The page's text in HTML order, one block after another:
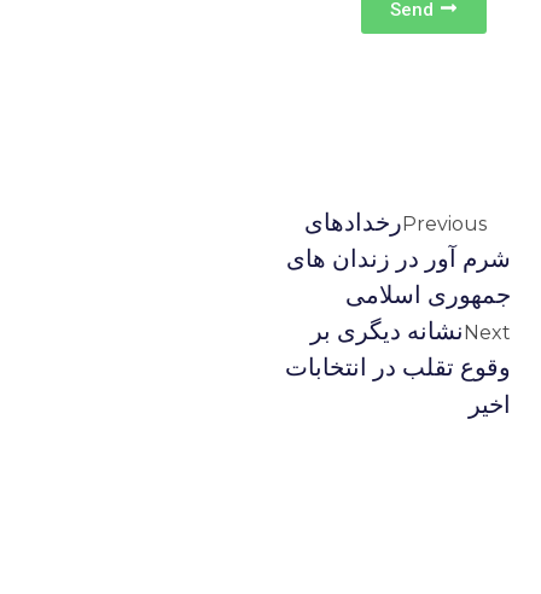
Send
Previous رخدادهای
شرم آور در زندان های
جمهوری اسلامی
Next نشانه دیگری بر
وقوع تقلب در انتخابات
اخیر